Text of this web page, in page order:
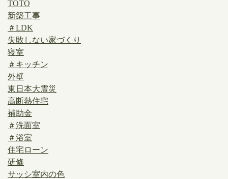
TOTO
新築工事
＃LDK
失敗しない家づくり
寝室
＃キッチン
外壁
東日本大震災
高断熱住宅
補助金
＃洗面室
＃浴室
住宅ローン
研修
サッシ室内の色